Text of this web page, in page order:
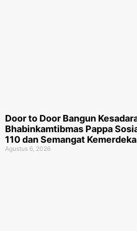
Door to Door Bangun
Bhabinkamtibmas Pappa
110 dan Semangat
Agustus 6, 2026